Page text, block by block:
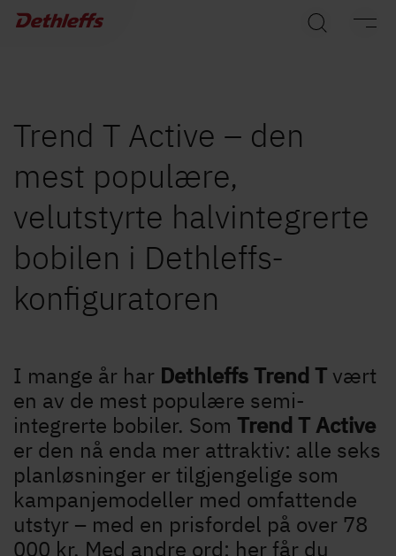
Bobiler
Camper Vans
Dethleffs originalt tilbehør
Service
Dethleffs
Trend T Active – den
mest populære,
velutstyrte halvintegrerte
bobilen i Dethleffs-
konfiguratoren
I mange år har Dethleffs Trend T vært
en av de mest populære semi-
integrerte bobiler. Som Trend T Active
er den nå enda mer attraktiv: alle seks
planløsninger er tilgjengelige som
kampanjemodeller med omfattende
utstyr – med en prisfordel på over 78
000 kr. Med andre ord: her får du
Søk etter Dethleffs forhandlere
Finn en Dethleffs forhandler nær deg